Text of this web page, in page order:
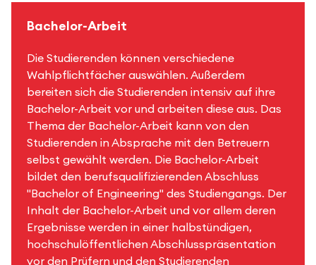
Bachelor-Arbeit
Die Studierenden können verschiedene
Wahlpflichtfächer auswählen. Außerdem
bereiten sich die Studierenden intensiv auf ihre
Bachelor-Arbeit vor und arbeiten diese aus. Das
Thema der Bachelor-Arbeit kann von den
Studierenden in Absprache mit den Betreuern
selbst gewählt werden. Die Bachelor-Arbeit
bildet den berufsqualifizierenden Abschluss
"Bachelor of Engineering" des Studiengangs. Der
Inhalt der Bachelor-Arbeit und vor allem deren
Ergebnisse werden in einer halbstündigen,
hochschulöffentlichen Abschlusspräsentation
vor den Prüfern und den Studierenden